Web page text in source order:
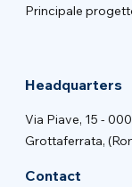
Principale
Headquarters
Via Piave, 15 -
Grottaferrata,
Contact